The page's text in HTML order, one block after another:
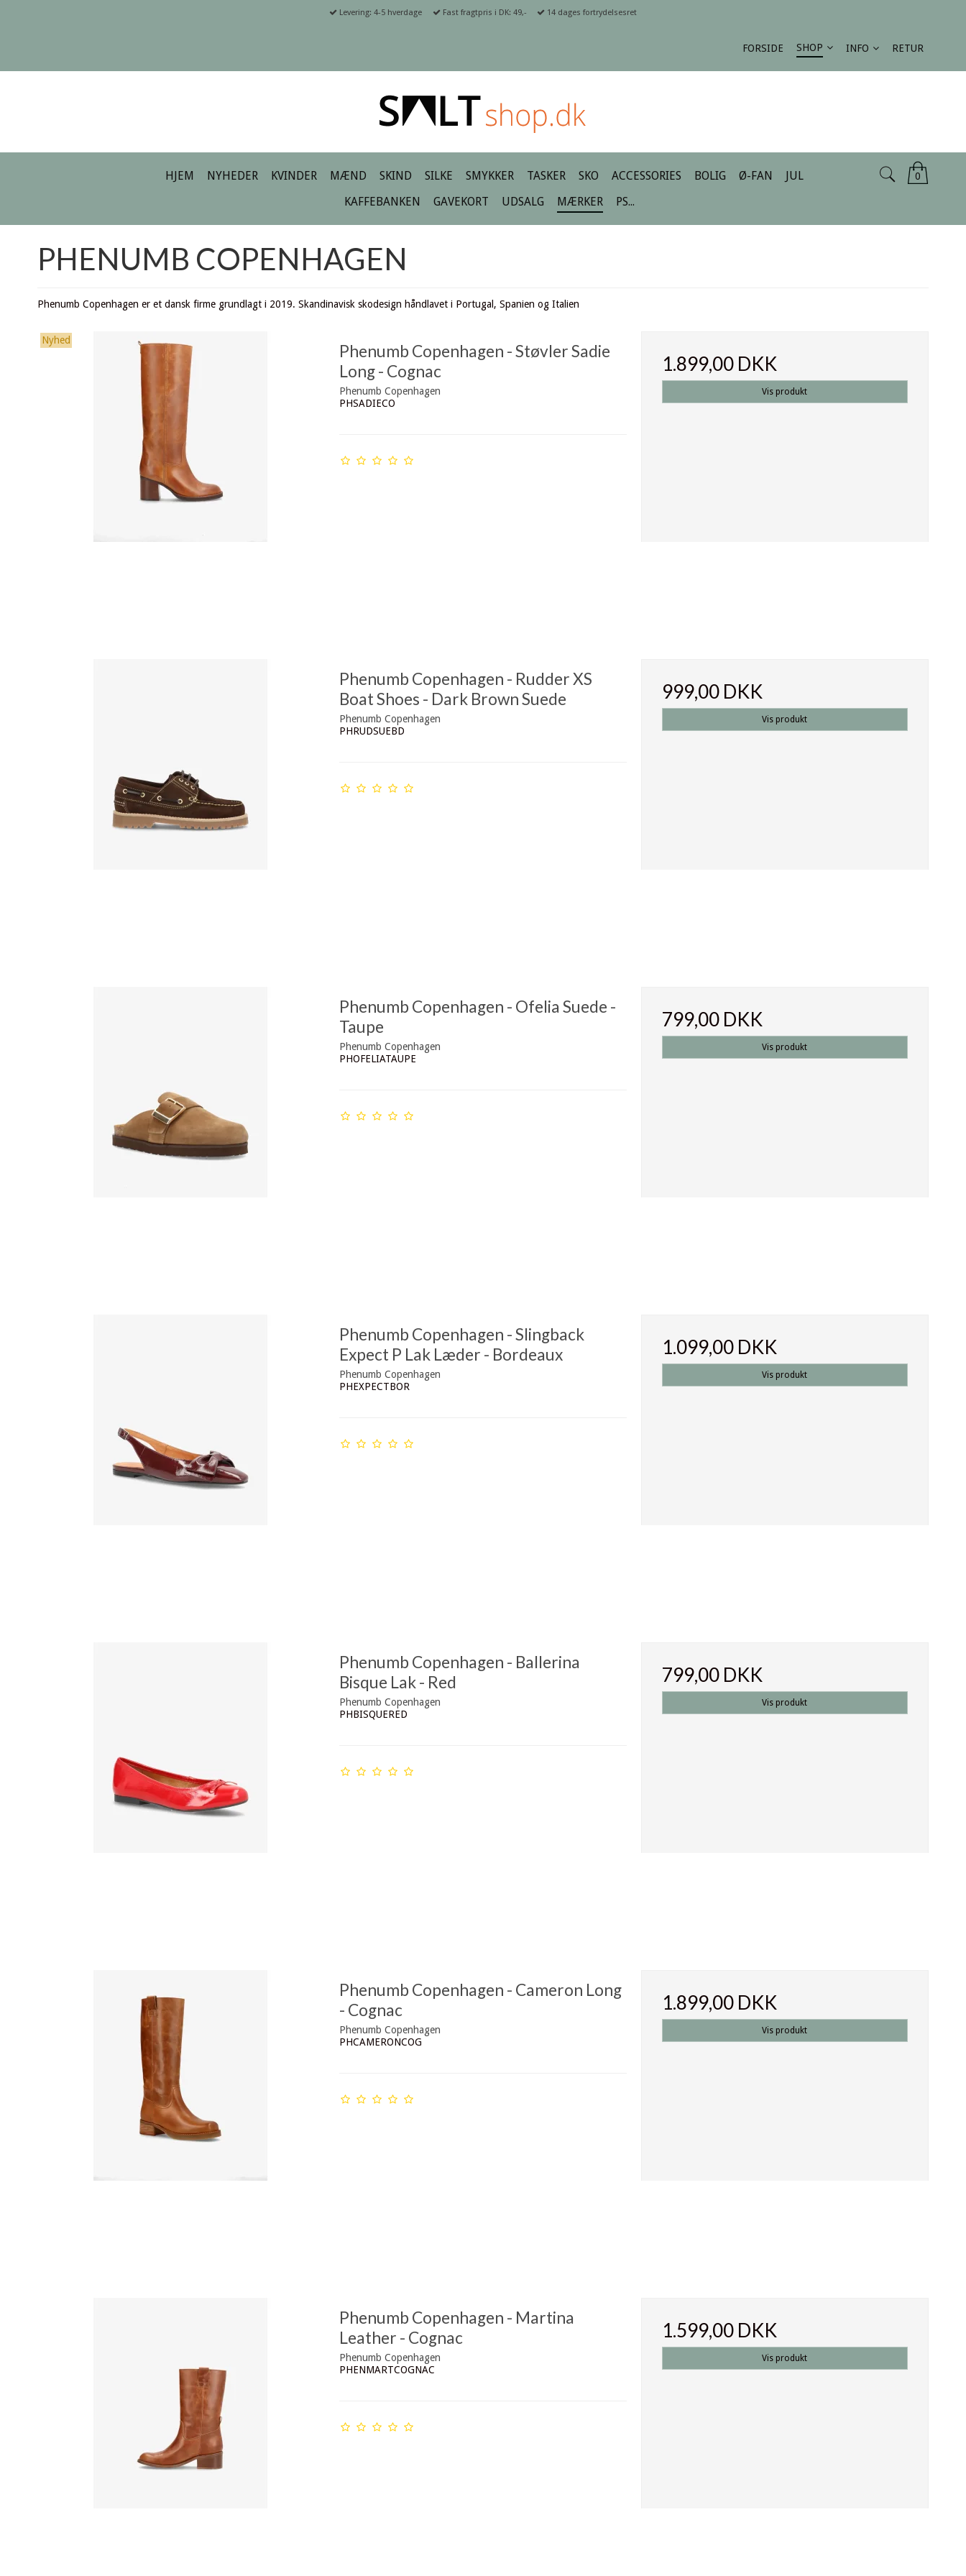
Levering: 4-5 hverdage Fast fragtpris i DK: 49,- 14 dages fortrydelsesret
FORSIDE SHOP INFO RETUR
0
HJEM NYHEDER KVINDER MÆND SKIND SILKE SMYKKER TASKER SKO ACCESSORIES BOLIG Ø-FAN
JUL
KAFFEBANKEN
GAVEKORT UDSALG MÆRKER PS...
PHENUMB COPENHAGEN
Phenumb Copenhagen er et dansk firme grundlagt i 2019. Skandinavisk skodesign håndlavet i Portugal, Spanien og Italien
Nyhed
Phenumb Copenhagen - Støvler Sadie
Long - Cognac
Phenumb Copenhagen
PHSADIECO
1.899,00 DKK
Vis produkt
Phenumb Copenhagen - Rudder XS
Boat Shoes - Dark Brown Suede
Phenumb Copenhagen
PHRUDSUEBD
999,00 DKK
Vis produkt
Phenumb Copenhagen - Ofelia Suede -
Taupe
Phenumb Copenhagen
PHOFELIATAUPE
799,00 DKK
Vis produkt
Phenumb Copenhagen - Slingback
Expect P Lak Læder - Bordeaux
Phenumb Copenhagen
PHEXPECTBOR
1.099,00 DKK
Vis produkt
Phenumb Copenhagen - Ballerina
Bisque Lak - Red
Phenumb Copenhagen
PHBISQUERED
799,00 DKK
Vis produkt
Phenumb Copenhagen - Cameron Long
- Cognac
Phenumb Copenhagen
PHCAMERONCOG
1.899,00 DKK
Vis produkt
Phenumb Copenhagen - Martina
Leather - Cognac
Phenumb Copenhagen
PHENMARTCOGNAC
1.599,00 DKK
Vis produkt